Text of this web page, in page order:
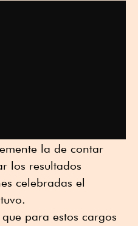
la de contar
los resultados
celebradas el
para estos cargos